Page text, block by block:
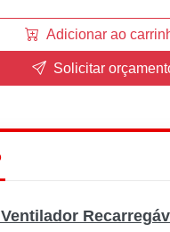
Adicionar ao
Solicitar